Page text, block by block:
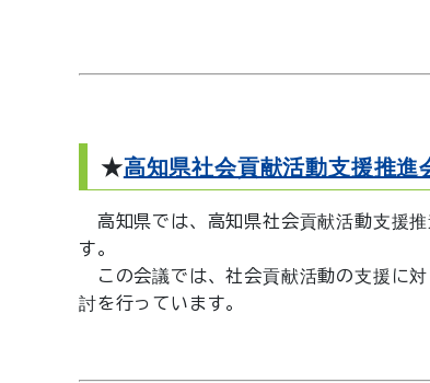
★高知県社会貢献活動支援推進
高知県では、高知県社会貢献活動支援
す。
この会議では、社会貢献活動の支援に
討を行っています。